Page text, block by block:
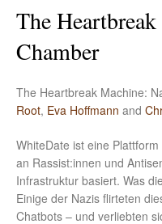
The
Chamber
The Heartbreak Machine:
Root, Eva Hoffmann and
WhiteDate ist eine
an Rassist:innen und
Infrastruktur basiert. Was
Einige der Nazis flirteten
Chatbots – und verliebten